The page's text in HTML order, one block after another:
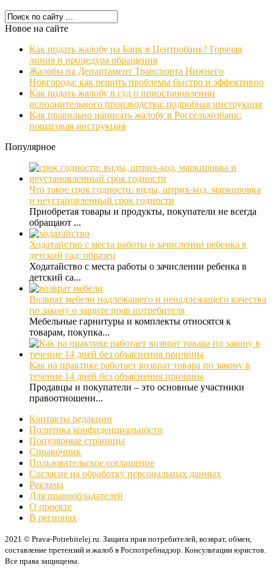
Новое на сайте
Как подать жалобу на Банк в Центробанк? Горячая
линия и процедура обращения
Жалобы на Департамент Транспорта Нижнего
Новгорода: как решить проблемы быстро и эффективно
Как подать жалобу в суд о приостановлении
исполнительного производства: подробная инструкция
Как правильно написать жалобу в Россельхозбанк:
пошаговая инструкция
Популярное
Что такое срок годности: виды, штрих-код, маркировка
и неустановленный срок годности
Приобретая товары и продукты, покупатели не всегда
обращают ...
Ходатайство с места работы о зачислении ребенка в
детский сад: образец
Ходатайство с места работы о зачислении ребенка в
детский са...
Возврат мебели надлежащего и ненадлежащего качества
по закону о защите прав потребителя
Мебельные гарнитуры и комплекты относятся к
товарам, покупка...
Как на практике работает возврат товара по закону в
течение 14 дней без объяснения причины
Продавцы и покупатели – это основные участники
правоотношени...
Контакты редакции
Политика конфиденциальности
Популярные страницы
Справочник
Пользовательское соглашение
Согласие на обработку персональных данных
Реклама
Для правообладателей
О проекте
В регионах
2021 © Prava-Potrebitelej.ru. Защита прав потребителей, возврат, обмен,
составление претензий и жалоб в Роспотребнадзор. Консультации юристов.
Все права защищены.